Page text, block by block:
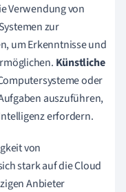
Verwendung von
zur
um Erkenntnisse und
Künstliche
oder
auszuführen,
erfordern.
von
stark auf die Cloud
Anbieter